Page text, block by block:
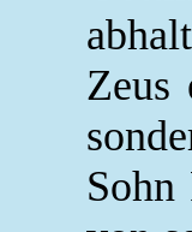
Zeus
Sohn